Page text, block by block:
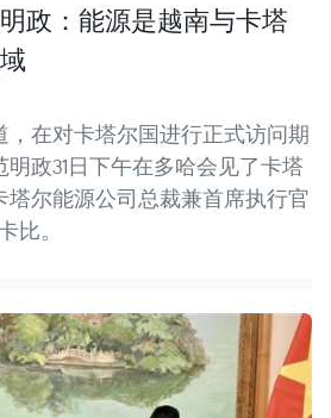
政：能源是越南与卡塔
，在对卡塔尔国进行正式访问期
政31日下午在多哈会见了卡塔
塔尔能源公司总裁兼首席执行官
比。